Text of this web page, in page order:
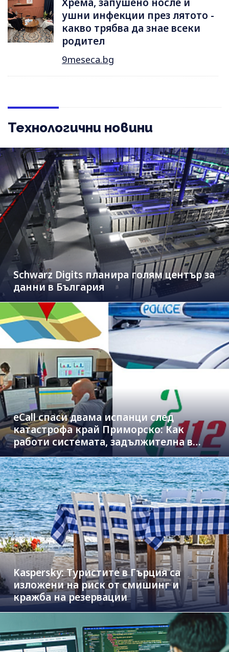
ушни инфекции през лятотo -
какво трябва да знае всеки
родител
9meseca.bg
Технологични новини
Schwarz Digits планира голям център за
данни в България
eCall спаси двама испанци след
катастрофа край Приморско: Как
работи системата, задължителна в
новите коли
Kaspersky: Туристите в Гърция са
изложени на риск от смишинг и
кражба на резервации